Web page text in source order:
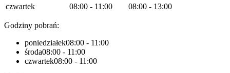
czwartek
08:00 - 11:00 08:00 - 13:00
Godziny pobrań:
poniedziałek08:00 - 11:00
środa08:00 - 11:00
czwartek08:00 - 11:00